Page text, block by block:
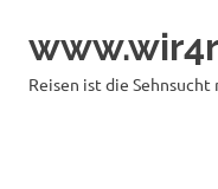
Inhalt
Reisen ist die Sehnsucht